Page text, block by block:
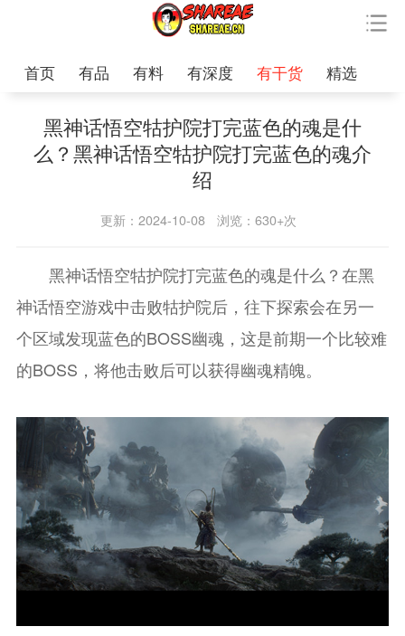
首页 有品 有料 有深度 有干货 精选
黑神话悟空牯护院打完蓝色的魂是什
么？黑神话悟空牯护院打完蓝色的魂介
绍
更新：2024-10-08 浏览：630+次
黑神话悟空牯护院打完蓝色的魂是什么？在黑
神话悟空游戏中击败牯护院后，往下探索会在另一
个区域发现蓝色的BOSS幽魂，这是前期一个比较难
的BOSS，将他击败后可以获得幽魂精魄。